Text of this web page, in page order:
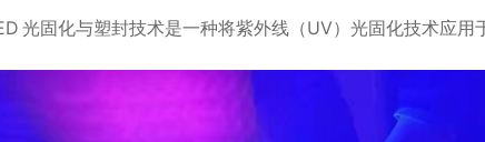
光固化与塑封技术是一种将紫外线（UV）光固化技术应用